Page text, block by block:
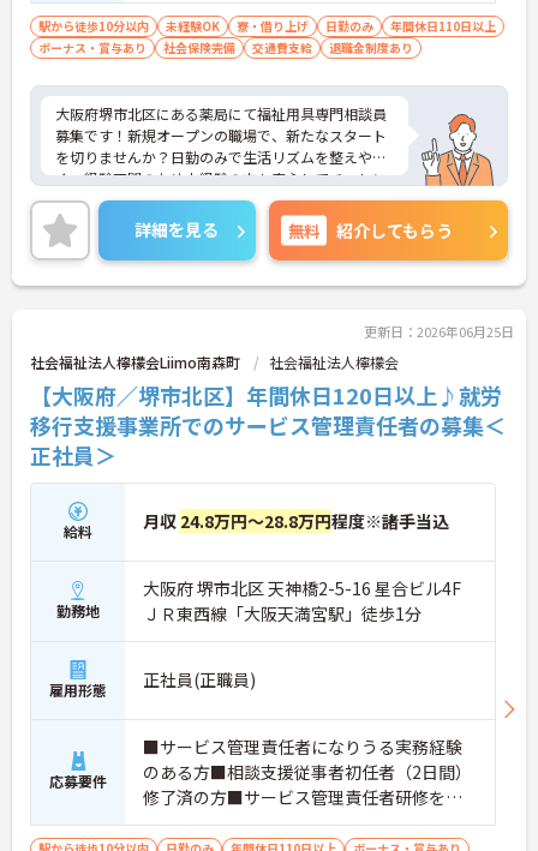
駅から徒歩10分以内 未経験OK 寮・借り上げ 日勤のみ
年間休日110日以上
ボーナス・賞与あり
社会保険完備 交通費支給 退職金制度あり
大阪府堺市北区にある薬局にて福祉用具専門相談員
募集です！新規オープンの職場で、新たなスタート
を切りませんか？日勤のみで生活リズムを整えやす
く、経験不問のため未経験の方も安心してチャレン
ジできます♪ご興味のある方には、面接対策ポイン
トなど、さらに詳細をご案内しますのでお気軽にご
相談ください！
詳細を見る 無料 紹介してもらう
更新日：2026年06月25日
社会福祉法人檸檬会Liimo南森町 社会福祉法人檸檬会
【大阪府／堺市北区】年間休日120日以上♪就労
移行支援事業所でのサービス管理責任者の募集＜
正社員＞
給料 月収 24.8万円～28.8万円程度※諸手当込
勤務地
大阪府 堺市北区 天神橋2-5-16 星合ビル4F
ＪＲ東西線「大阪天満宮駅」徒歩1分
雇用形態 正社員(正職員)
応募要件
■サービス管理責任者になりうる実務経験
のある方■相談支援従事者初任者（2日間）
修了済の方■サービス管理責任者研修を修
了済の方■基本的なWord・Excelスキル■